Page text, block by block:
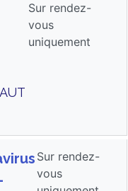
Sur rendez-
vous
uniquement
Sur rendez-
vous